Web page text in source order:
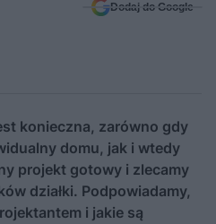
Dodaj do Google
konieczna, zarówno gdy
domu, jak i wtedy
projekt gotowy i zlecamy
działki. Podpowiadamy,
i jakie są